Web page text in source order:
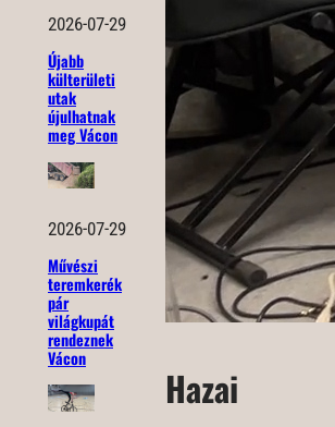
2026-07-29
Újabb
külterületi
utak
újulhatnak
meg Vácon
2026-07-29
Művészi
teremkerék
pár
világkupát
rendeznek
Vácon
Hazai